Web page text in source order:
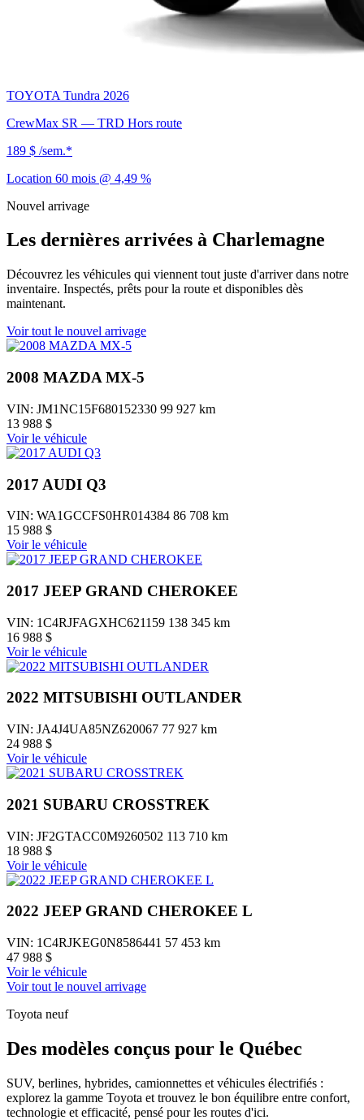
TOYOTA Tundra 2026
CrewMax SR — TRD Hors route
189 $ /sem.*
Location 60 mois @ 4,49 %
Nouvel arrivage
Les dernières arrivées à Charlemagne
Découvrez les véhicules qui viennent tout juste d'arriver dans notre
inventaire. Inspectés, prêts pour la route et disponibles dès
maintenant.
Voir tout le nouvel arrivage
2008 MAZDA MX-5
VIN: JM1NC15F680152330 99 927 km
13 988 $
Voir le véhicule
2017 AUDI Q3
VIN: WA1GCCFS0HR014384 86 708 km
15 988 $
Voir le véhicule
2017 JEEP GRAND CHEROKEE
VIN: 1C4RJFAGXHC621159 138 345 km
16 988 $
Voir le véhicule
2022 MITSUBISHI OUTLANDER
VIN: JA4J4UA85NZ620067 77 927 km
24 988 $
Voir le véhicule
2021 SUBARU CROSSTREK
VIN: JF2GTACC0M9260502 113 710 km
18 988 $
Voir le véhicule
2022 JEEP GRAND CHEROKEE L
VIN: 1C4RJKEG0N8586441 57 453 km
47 988 $
Voir le véhicule
Voir tout le nouvel arrivage
Toyota neuf
Des modèles conçus pour le Québec
SUV, berlines, hybrides, camionnettes et véhicules électrifiés :
explorez la gamme Toyota et trouvez le bon équilibre entre confort,
technologie et efficacité, pensé pour les routes d'ici.